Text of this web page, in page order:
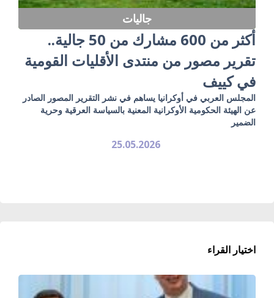
جاليات
أكثر من 600 مشارك من 50 جالية..
تقرير مصور من منتدى الأقليات القومية
في كييف
المجلس العربي في أوكرانيا يساهم في نشر التقرير المصور الصادر
عن الهيئة الحكومية الأوكرانية المعنية بالسياسة العرقية وحرية
الضمير
25.05.2026
اختيار القراء